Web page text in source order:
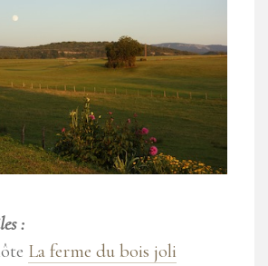
:
La ferme du bois joli